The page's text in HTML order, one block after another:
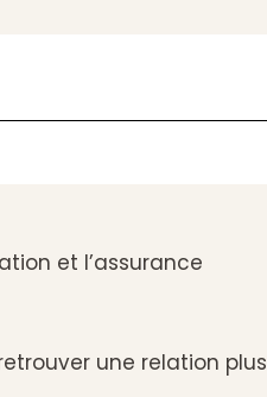
et l’assurance
une relation plus